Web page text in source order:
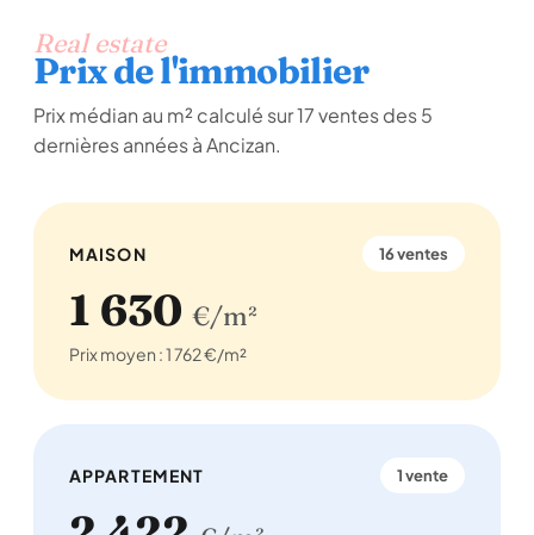
Real estate
Prix de l'immobilier
Prix médian au m² calculé sur 17 ventes des 5
dernières années à Ancizan.
MAISON 16 ventes
1 630 €/m²
Prix moyen : 1 762 €/m²
APPARTEMENT 1 vente